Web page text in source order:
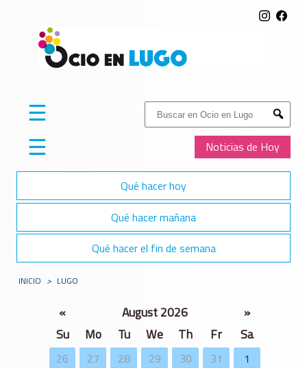
Buscar:
Submit
Noticias de Hoy
☰
☰
Qué hacer hoy
Qué hacer mañana
Qué hacer el fin de semana
INICIO > LUGO
« August 2026
»
Su
Mo Tu We Th Fr Sa
26 27 28 29 30 31
1